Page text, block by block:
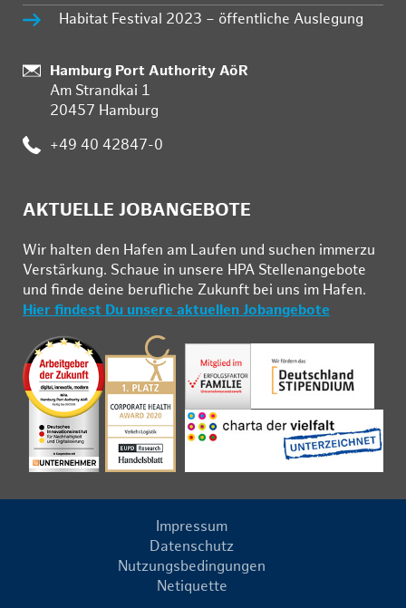
Habitat Festival 2023 – öffentliche Auslegung
:
Hamburg Port Authority AöR
Am Strandkai 1
20457 Hamburg
: +49 40 42847-0
AKTUELLE JOBANGEBOTE
Wir hal­ten den Ha­fen am Lau­fen und su­chen im­mer­zu
Ver­stär­kung. Schau­e in un­se­re HPA Stel­len­an­ge­bo­te
und fin­de deine be­ruf­li­che Zu­kunft bei uns im Ha­fen.
Hier findest Du unsere aktuellen Jobangebote
Impressum
Datenschutz
Nutzungsbedingungen
Netiquette